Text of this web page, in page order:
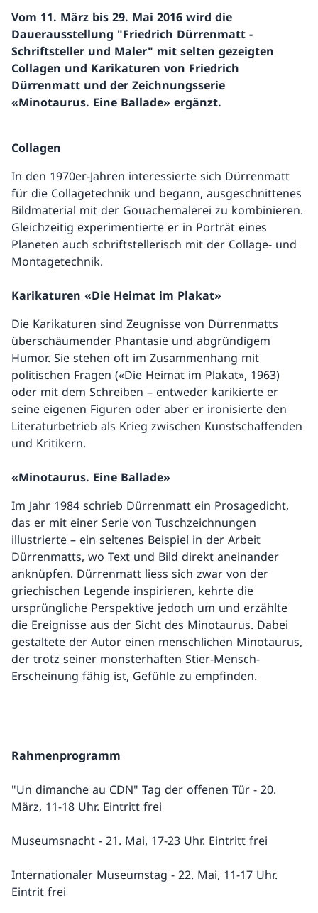
Vom 11. März bis 29. Mai 2016 wird die
Dauerausstellung "Friedrich Dürrenmatt -
Schriftsteller und Maler" mit selten gezeigten
Collagen und Karikaturen von Friedrich
Dürrenmatt und der Zeichnungsserie
«Minotaurus. Eine Ballade» ergänzt.
Collagen
In den 1970er-Jahren interessierte sich Dürrenmatt
für die Collagetechnik und begann, ausgeschnittenes
Bildmaterial mit der Gouachemalerei zu kombinieren.
Gleichzeitig experimentierte er in Porträt eines
Planeten auch schriftstellerisch mit der Collage- und
Montagetechnik.
Karikaturen «Die Heimat im Plakat»
Die Karikaturen sind Zeugnisse von Dürrenmatts
überschäumender Phantasie und abgründigem
Humor. Sie stehen oft im Zusammenhang mit
politischen Fragen («Die Heimat im Plakat», 1963)
oder mit dem Schreiben – entweder karikierte er
seine eigenen Figuren oder aber er ironisierte den
Literaturbetrieb als Krieg zwischen Kunstschaffenden
und Kritikern.
«Minotaurus. Eine Ballade»
Im Jahr 1984 schrieb Dürrenmatt ein Prosagedicht,
das er mit einer Serie von Tuschzeichnungen
illustrierte – ein seltenes Beispiel in der Arbeit
Dürrenmatts, wo Text und Bild direkt aneinander
anknüpfen. Dürrenmatt liess sich zwar von der
griechischen Legende inspirieren, kehrte die
ursprüngliche Perspektive jedoch um und erzählte
die Ereignisse aus der Sicht des Minotaurus. Dabei
gestaltete der Autor einen menschlichen Minotaurus,
der trotz seiner monsterhaften Stier-Mensch-
Erscheinung fähig ist, Gefühle zu empfinden.
Rahmenprogramm
"Un dimanche au CDN" Tag der offenen Tür - 20.
März, 11-18 Uhr. Eintritt frei
Museumsnacht - 21. Mai, 17-23 Uhr. Eintritt frei
Internationaler Museumstag - 22. Mai, 11-17 Uhr.
Eintrit frei